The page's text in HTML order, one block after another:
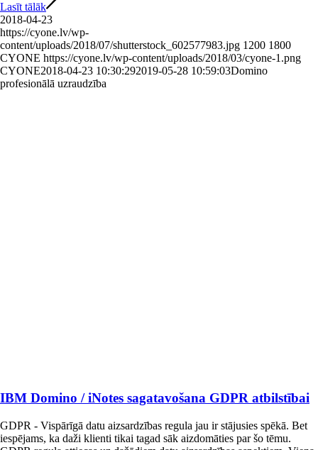
Lasīt tālāk
2018-04-23
https://cyone.lv/wp-
content/uploads/2018/07/shutterstock_602577983.jpg 1200 1800
CYONE https://cyone.lv/wp-content/uploads/2018/03/cyone-1.png
CYONE2018-04-23 10:30:292019-05-28 10:59:03Domino
profesionālā uzraudzība
IBM Domino / iNotes sagatavošana GDPR atbilstībai
GDPR - Vispārīgā datu aizsardzības regula jau ir stājusies spēkā. Bet
iespējams, ka daži klienti tikai tagad sāk aizdomāties par šo tēmu.